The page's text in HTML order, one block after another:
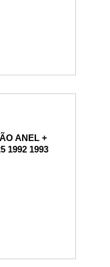
ANEL +
1992 1993